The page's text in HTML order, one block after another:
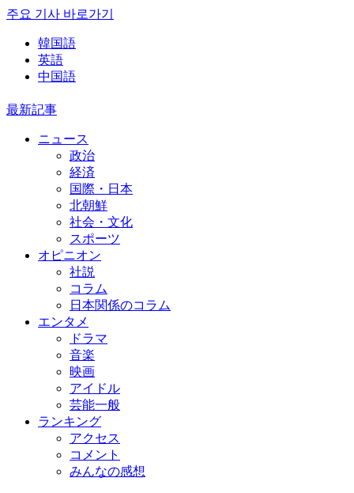
주요 기사 바로가기
韓国語
英語
中国語
最新記事
ニュース
政治
経済
国際・日本
北朝鮮
社会・文化
スポーツ
オピニオン
社説
コラム
日本関係のコラム
エンタメ
ドラマ
音楽
映画
アイドル
芸能一般
ランキング
アクセス
コメント
みんなの感想